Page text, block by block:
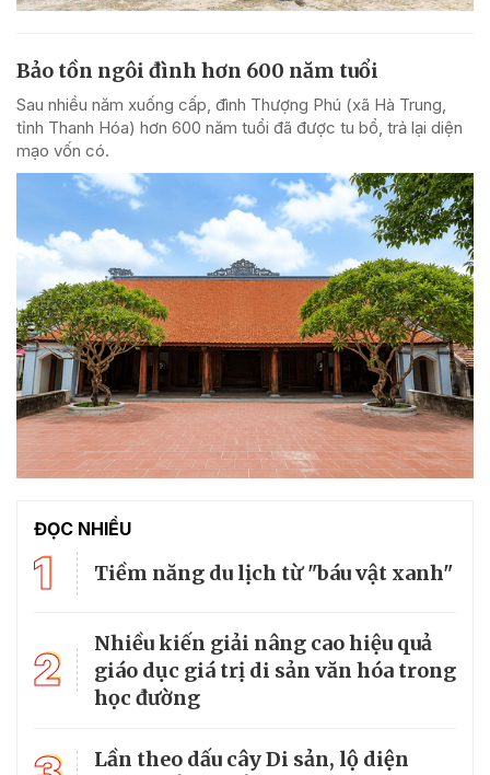
Bảo tồn ngôi đình hơn 600 năm tuổi
Sau nhiều năm xuống cấp, đình Thượng Phú (xã Hà Trung,
tỉnh Thanh Hóa) hơn 600 năm tuổi đã được tu bổ, trả lại diện
mạo vốn có.
ĐỌC NHIỀU
1 Tiềm năng du lịch từ "báu vật xanh"
2
Nhiều kiến giải nâng cao hiệu quả
giáo dục giá trị di sản văn hóa trong
học đường
Lần theo dấu cây Di sản, lộ diện